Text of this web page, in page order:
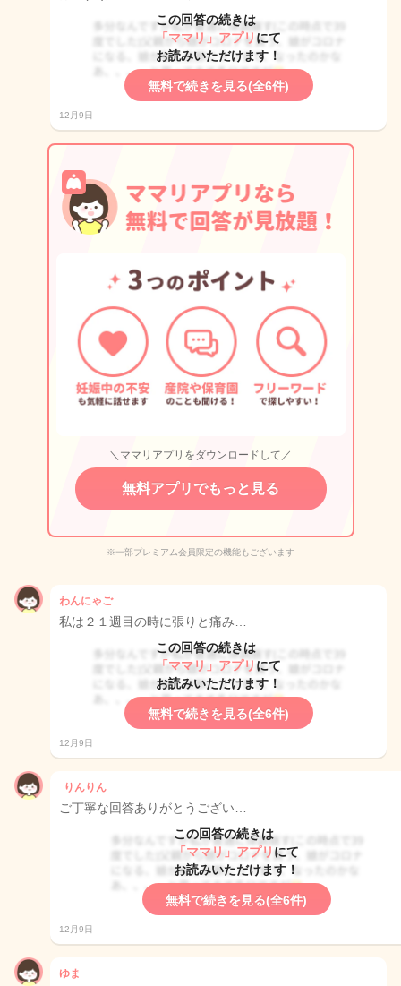
この回答の続きは
「ママリ」アプリ にて
お読みいただけます！
無料で続きを見る(全6件)
12月9日
＼ママリアプリをダウンロードして／
無料アプリでもっと見る
※一部プレミアム会員限定の機能もございます
わんにゃご
私は２１週目の時に張りと痛み…
この回答の続きは
「ママリ」アプリ にて
お読みいただけます！
無料で続きを見る(全6件)
12月9日
りんりん
ご丁寧な回答ありがとうござい…
この回答の続きは
「ママリ」アプリ にて
お読みいただけます！
無料で続きを見る(全6件)
12月9日
ゆま